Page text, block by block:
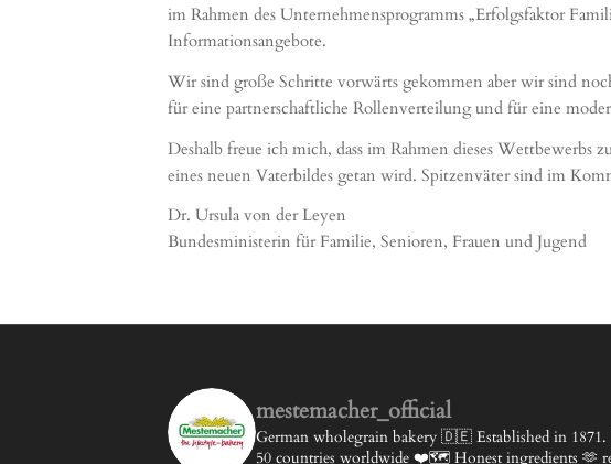
im Rahmen des Unternehmensprogramms „Erfolgsfaktor
Informationsangebote.
Wir sind große Schritte vorwärts gekommen aber wir sind
für eine partnerschaftliche Rollenverteilung und für eine
Deshalb freue ich mich, dass im Rahmen dieses
eines neuen Vaterbildes getan wird. Spitzenväter sind im
Dr. Ursula von der Leyen
Bundesministerin für Familie, Senioren, Frauen und Jugend
mestemacher_official
German wholegrain bakery 🇩🇪 Established in 1871.
50 countries worldwide ❤️🗺️ Honest ingredients 🫶